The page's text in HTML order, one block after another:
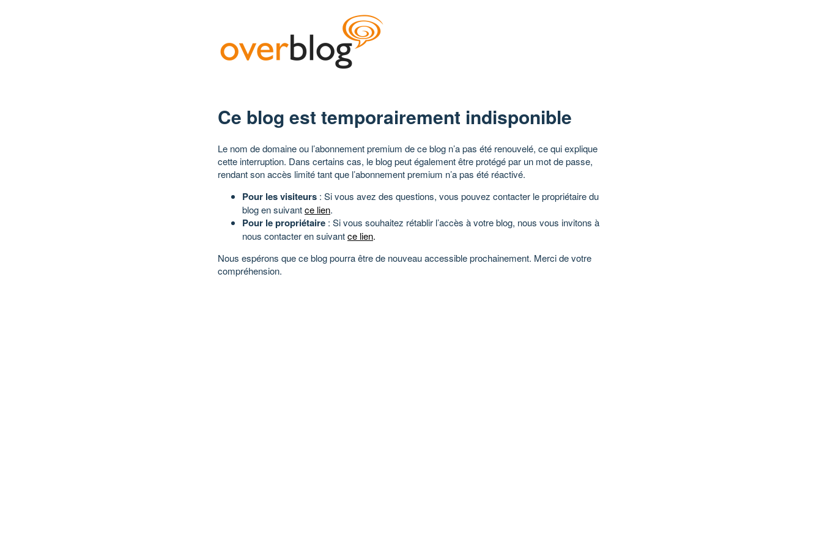
Ce blog est temporairement indisponible
Le nom de domaine ou l’abonnement premium de ce blog n’a pas été renouvelé, ce qui explique
cette interruption. Dans certains cas, le blog peut également être protégé par un mot de passe,
rendant son accès limité tant que l’abonnement premium n’a pas été réactivé.
Pour les visiteurs : Si vous avez des questions, vous pouvez contacter le propriétaire du
blog en suivantce lien.
Pour le propriétaire : Si vous souhaitez rétablir l’accès à votre blog, nous vous invitons à
nous contacter en suivantce lien.
Nous espérons que ce blog pourra être de nouveau accessible prochainement. Merci de votre
compréhension.